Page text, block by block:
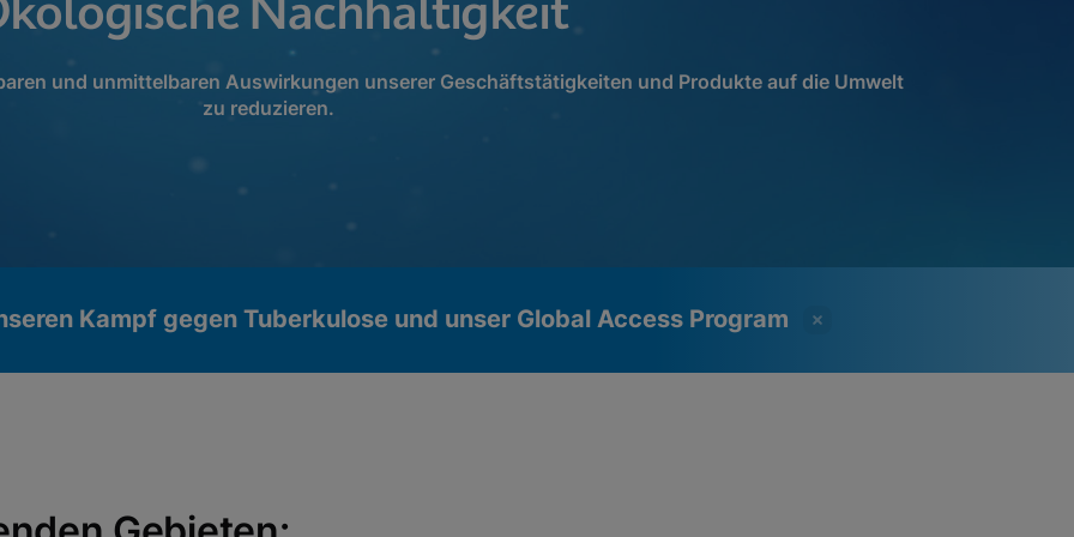
Nachhaltigkeit
und unmittelbaren Auswirkungen unserer Geschäftstätigkeiten und Produkte auf die Umwelt
zu reduzieren.
Kampf gegen Tuberkulose und unser Global Access Program